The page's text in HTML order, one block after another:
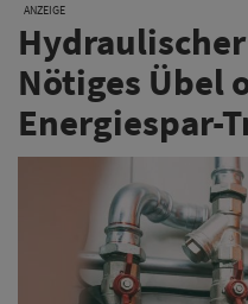
ANZEIGE
Nötiges Übel
Energiespar-